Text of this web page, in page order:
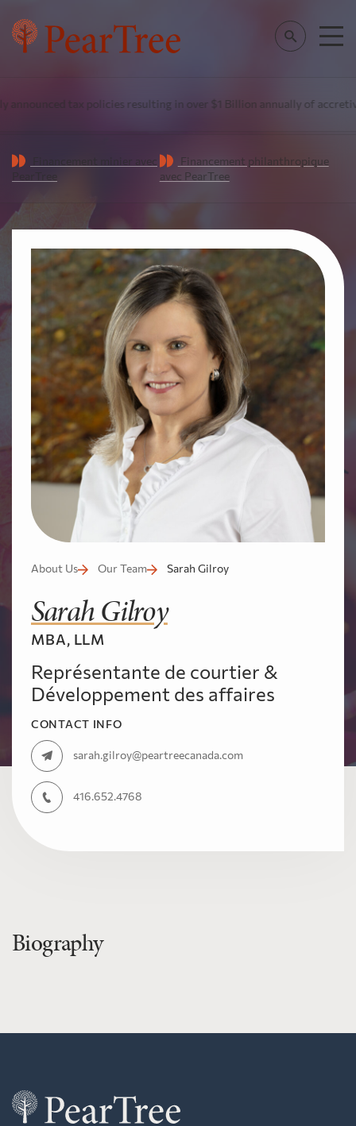
tax policies resulting in over $1 Billion annually of
Financement philanthropique
avec PearTree
About Us Our Team Sarah Gilroy
Sarah Gilroy
MBA, LLM
Représentante de courtier &
Développement des affaires
CONTACT INFO
sarah.gilroy@peartreecanada.com
416.652.4768
Biography